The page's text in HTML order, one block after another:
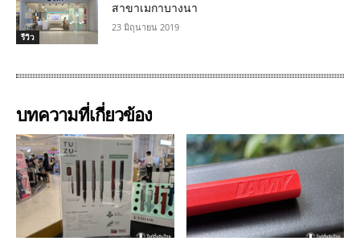
รีวิว
สาขาเมกาบางนา
23 มิถุนายน 2019
บทความที่เกี่ยวข้อง